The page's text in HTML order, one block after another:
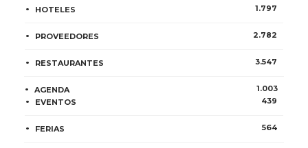
HOTELES 1.797
PROVEEDORES 2.782
RESTAURANTES 3.547
AGENDA
1.003
EVENTOS
439
FERIAS 564